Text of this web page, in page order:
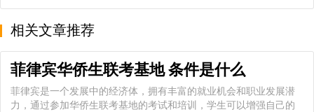
相关文章推荐
菲律宾华侨生联考基地 条件是什么
菲律宾是一个发展中的经济体，拥有丰富的就业机会和职业发展潜
力，通过参加华侨生联考基地的考试和培训，学生可以增强自己的